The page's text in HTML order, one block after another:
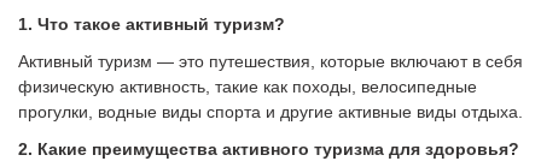
1. Что такое активный туризм?
Активный туризм — это путешествия, которые включают в себя
физическую активность, такие как походы, велосипедные
прогулки, водные виды спорта и другие активные виды отдыха.
2. Какие преимущества активного туризма для здоровья?